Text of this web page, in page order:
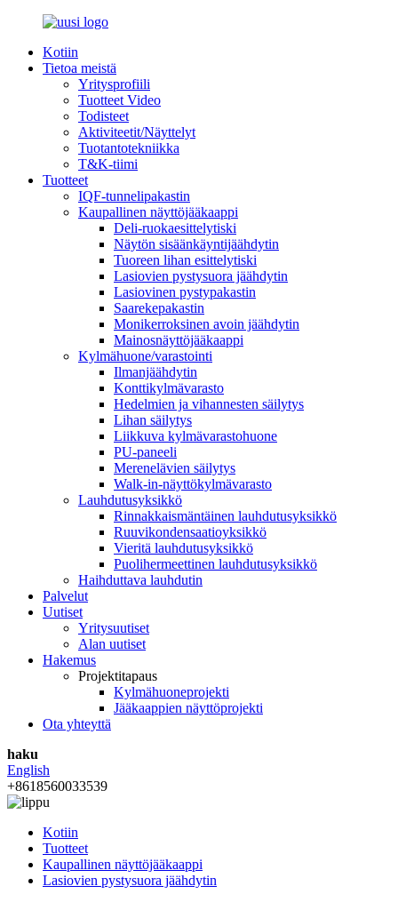
Kotiin
Tietoa meistä
Yritysprofiili
Tuotteet Video
Todisteet
Aktiviteetit/Näyttelyt
Tuotantotekniikka
T&K-tiimi
Tuotteet
IQF-tunnelipakastin
Kaupallinen näyttöjääkaappi
Deli-ruokaesittelytiski
Näytön sisäänkäyntijäähdytin
Tuoreen lihan esittelytiski
Lasiovien pystysuora jäähdytin
Lasiovinen pystypakastin
Saarekepakastin
Monikerroksinen avoin jäähdytin
Mainosnäyttöjääkaappi
Kylmähuone/varastointi
Ilmanjäähdytin
Konttikylmävarasto
Hedelmien ja vihannesten säilytys
Lihan säilytys
Liikkuva kylmävarastohuone
PU-paneeli
Merenelävien säilytys
Walk-in-näyttökylmävarasto
Lauhdutusyksikkö
Rinnakkaismäntäinen lauhdutusyksikkö
Ruuvikondensaatioyksikkö
Vieritä lauhdutusyksikkö
Puolihermeettinen lauhdutusyksikkö
Haihduttava lauhdutin
Palvelut
Uutiset
Yritysuutiset
Alan uutiset
Hakemus
Projektitapaus
Kylmähuoneprojekti
Jääkaappien näyttöprojekti
Ota yhteyttä
haku
English
+8618560033539
Kotiin
Tuotteet
Kaupallinen näyttöjääkaappi
Lasiovien pystysuora jäähdytin